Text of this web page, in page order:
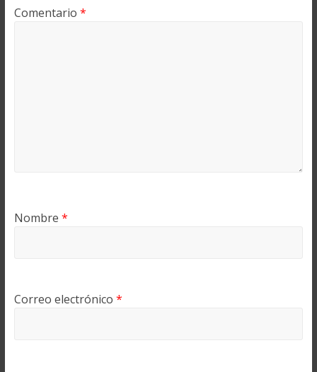
Comentario *
Nombre *
Correo electrónico *